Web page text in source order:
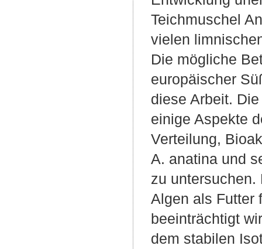
Teichmuschel
vielen
Die mögliche
europäischer
diese Arbeit.
einige Aspekte
Verteilung,
A. anatina und
zu untersuchen.
Algen als Futter
beeinträchtigt
dem stabilen